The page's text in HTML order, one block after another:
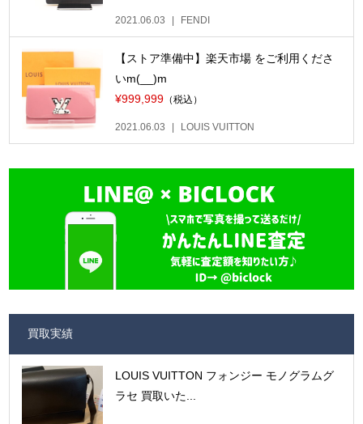
2021.06.03 FENDI
【ストア準備中】楽天市場 をご利用くださ
いm(__)m
¥999,999 （税込）
2021.06.03 LOUIS VUITTON
買取実績
LOUIS VUITTON フォンジー モノグラムグ
ラセ 買取いた...